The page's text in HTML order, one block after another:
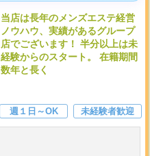
当店は長年のメンズエステ経営
ノウハウ、実績があるグループ
店でございます！ 半分以上は未
経験からのスタート。 在籍期間
数年と長く
週１日～OK 未経験者歓迎